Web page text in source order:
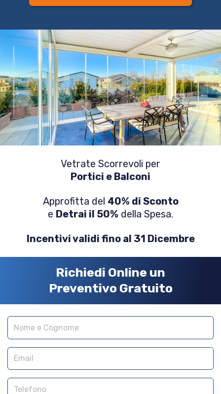
Vetrate Scorrevoli per
Portici e Balconi
Approfitta del 40% di Sconto
e Detrai il 50% della Spesa.
Incentivi validi fino al 31 Dicembre
Richiedi Online un
Preventivo Gratuito
Nome e cognome
Email
Telefono